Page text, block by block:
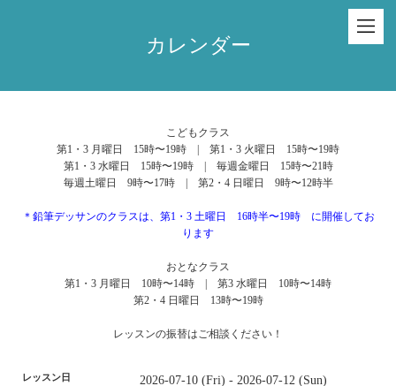
カレンダー
こどもクラス
第1・3 月曜日 15時〜19時 | 第1・3 火曜日 15時〜19時
第1・3 水曜日 15時〜19時 | 毎週金曜日 15時〜21時
毎週土曜日 9時〜17時 | 第2・4 日曜日 9時〜12時半
＊鉛筆デッサンのクラスは、第1・3 土曜日 16時半〜19時 に開催してお
ります
おとなクラス
第1・3 月曜日 10時〜14時 | 第3 水曜日 10時〜14時
第2・4 日曜日 13時〜19時
レッスンの振替はご相談ください！
レッスン日 2026-07-10 (Fri) - 2026-07-12 (Sun)